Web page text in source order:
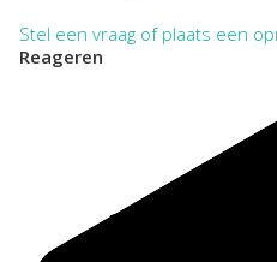
Stel een vraag of plaats een
Reageren